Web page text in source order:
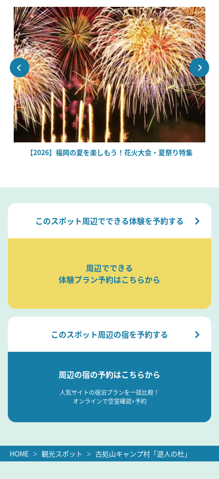
【2026】福岡の夏を楽しもう！花火大会・夏祭り特集
このスポット周辺でできる体験を予約する
周辺でできる
体験プラン予約はこちらから
このスポット周辺の宿を予約する
周辺の宿の予約はこちらから
人気サイトの宿泊プランを一括比較！
オンラインで空室確認+予約
HOME 観光スポット 古処山キャンプ村「遊人の杜」